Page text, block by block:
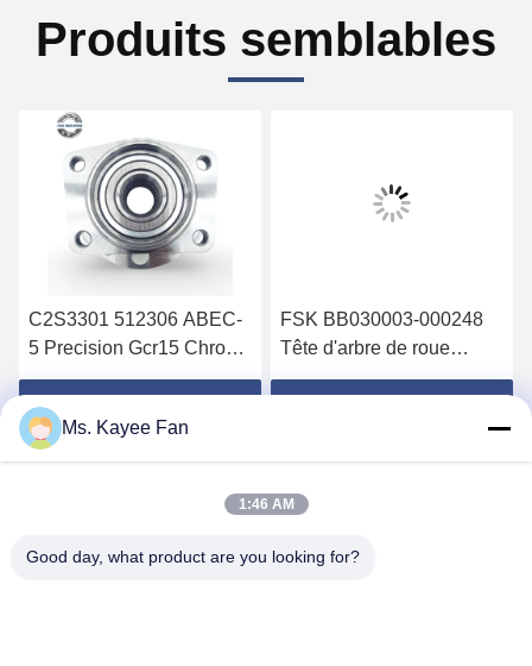
Produits semblables
C2S3301 512306 ABEC-
5 Precision Gcr15 Chromé
en acier à double rangée
de roues pour Jaguar X-
TYPE X400 02-04
Obtenez le meilleur prix
FSK BB030003-000248
Tête d'arbre de roue
arrière avec roue de
capteur ABS pour Wildcat
Bojun
Ms. Kayee Fan
1:46 AM
Good day, what product are you looking for?